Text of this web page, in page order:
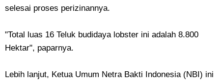
selesai proses perizinannya.
"Total luas 16 Teluk budidaya lobster ini adalah 8.800
Hektar", paparnya.
Lebih lanjut, Ketua Umum Netra Bakti Indonesia (NBI) ini